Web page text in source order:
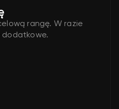
rangę. W razie